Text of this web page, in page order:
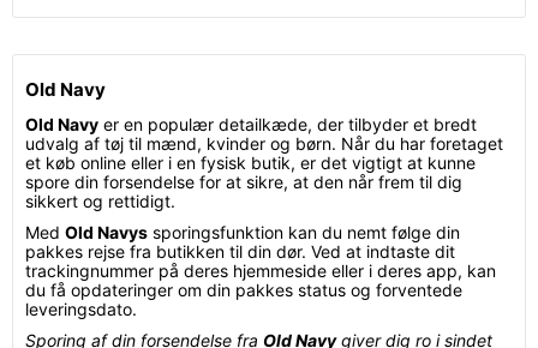
Old Navy
Old Navy er en populær detailkæde, der tilbyder et bredt
udvalg af tøj til mænd, kvinder og børn. Når du har foretaget
et køb online eller i en fysisk butik, er det vigtigt at kunne
spore din forsendelse for at sikre, at den når frem til dig
sikkert og rettidigt.
Med Old Navys sporingsfunktion kan du nemt følge din
pakkes rejse fra butikken til din dør. Ved at indtaste dit
trackingnummer på deres hjemmeside eller i deres app, kan
du få opdateringer om din pakkes status og forventede
leveringsdato.
Sporing af din forsendelse fra Old Navygiver dig ro i sindet